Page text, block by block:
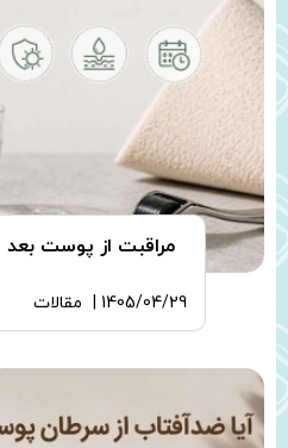
مراقبت از پوست بعد
1405/04/29 | مقالات